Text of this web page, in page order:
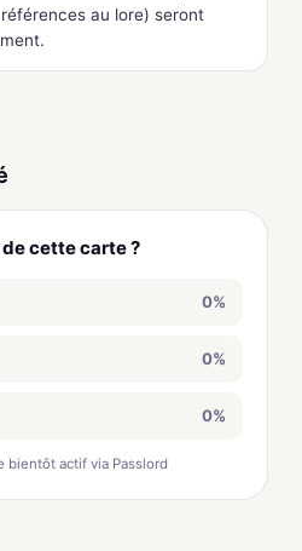
au lore) seront
cette carte ?
0%
0%
0%
bientôt actif via Passlord